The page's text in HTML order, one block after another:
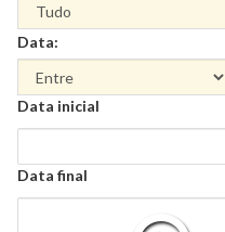
Data:
Data
Data inicial
Data
Data final